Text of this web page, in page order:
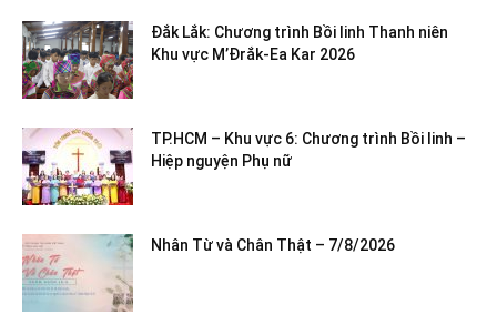
Đắk Lắk: Chương trình Bồi linh Thanh niên
Khu vực M’Đrắk-Ea Kar 2026
TP.HCM – Khu vực 6: Chương trình Bồi linh –
Hiệp nguyện Phụ nữ
Nhân Từ và Chân Thật – 7/8/2026